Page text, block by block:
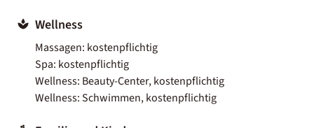
Wellness
Massagen: kostenpflichtig
Spa: kostenpflichtig
Wellness: Beauty-Center, kostenpflichtig
Wellness: Schwimmen, kostenpflichtig